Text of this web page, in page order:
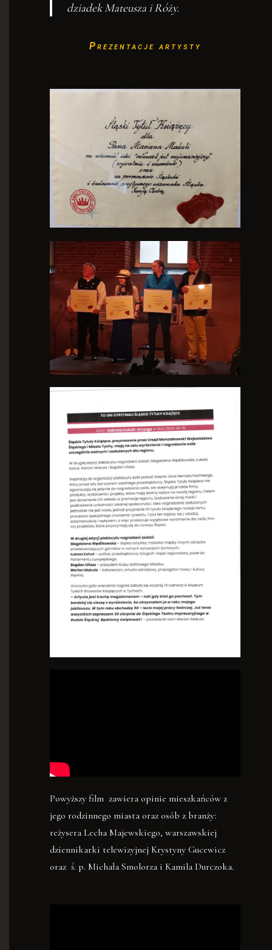
dziadek Mateusza i Róży.
Prezentacje artysty
Powyższy film zawiera opinie mieszkańców z
jego rodzinnego miasta oraz osób z branży:
reżysera Lecha Majewskiego, warszawskiej
dziennikarki telewizyjnej Krystyny Gucewicz
oraz ś. p. Michała Smolorza i Kamila Durczoka.